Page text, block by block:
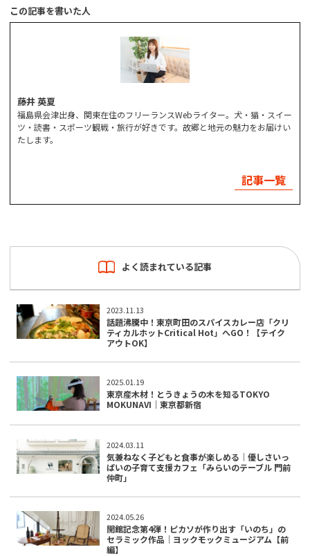
この記事を書いた人
藤井 英夏
福島県会津出身、関東在住のフリーランスWebライター。犬・猫・スイー
ツ・読書・スポーツ観戦・旅行が好きです。故郷と地元の魅力をお届けい
たします。
記事一覧
よく読まれている記事
2023.11.13
話題沸騰中！東京町田のスパイスカレー店「クリ
ティカルホットCritical Hot」へGO！【テイク
アウトOK】
2025.01.19
東京産木材！とうきょうの木を知るTOKYO
MOKUNAVI｜東京都新宿
2024.03.11
気兼ねなく子どもと食事が楽しめる｜優しさいっ
ぱいの子育て支援カフェ「みらいのテーブル 門前
仲町」
2024.05.26
開館記念第4弾！ピカソが作り出す「いのち」の
セラミック作品｜ヨックモックミュージアム【前
編】